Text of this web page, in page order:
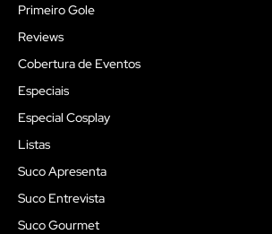
Primeiro Gole
Reviews
Cobertura de Eventos
Especiais
Especial Cosplay
Listas
Suco Apresenta
Suco Entrevista
Suco Gourmet